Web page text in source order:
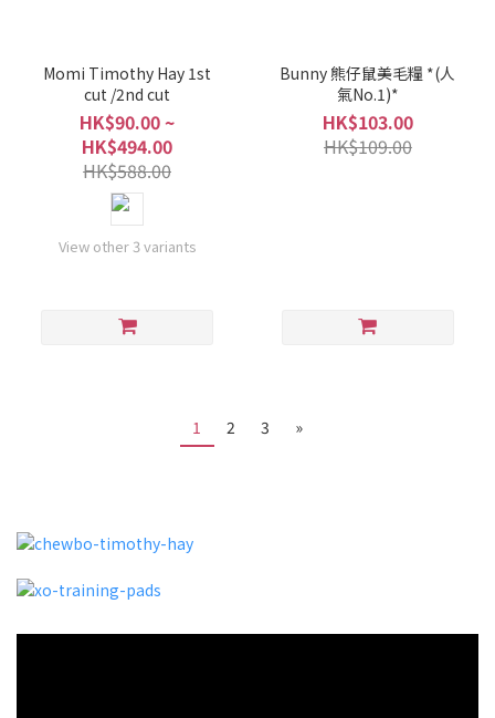
Momi Timothy Hay 1st
cut /2nd cut
HK$90.00 ~
HK$494.00
HK$588.00
View other 3 variants
Bunny 熊仔鼠美毛糧 *(人
氣No.1)*
HK$103.00
HK$109.00
1 2 3 »